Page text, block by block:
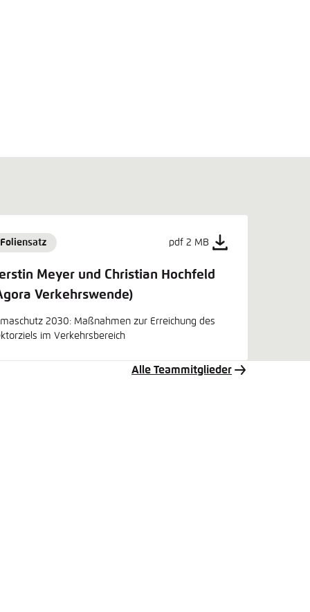
Foliensatz pdf 2 MB
Meyer und Christian Hochfeld
Verkehrswende)
2030: Maßnahmen zur Erreichung des
im Verkehrsbereich
Alle Teammitglieder